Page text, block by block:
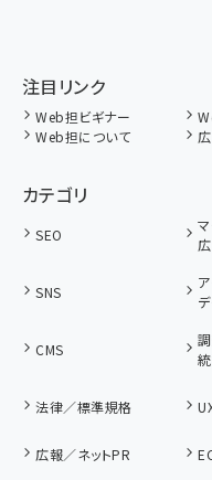
注目リンク
Web担ビギナー
Web担について
カテゴリ
SEO
SNS
CMS
法律／標準規格
広報／ネットPR